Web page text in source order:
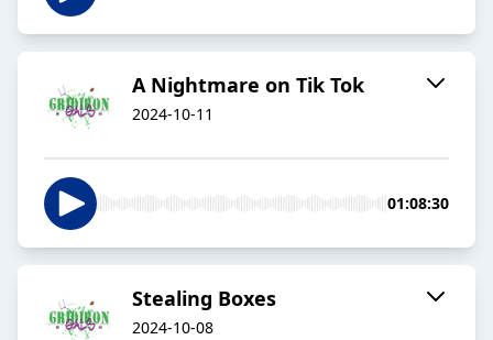
A Nightmare on Tik Tok
2024-10-11
01:08:30
Stealing Boxes
2024-10-08